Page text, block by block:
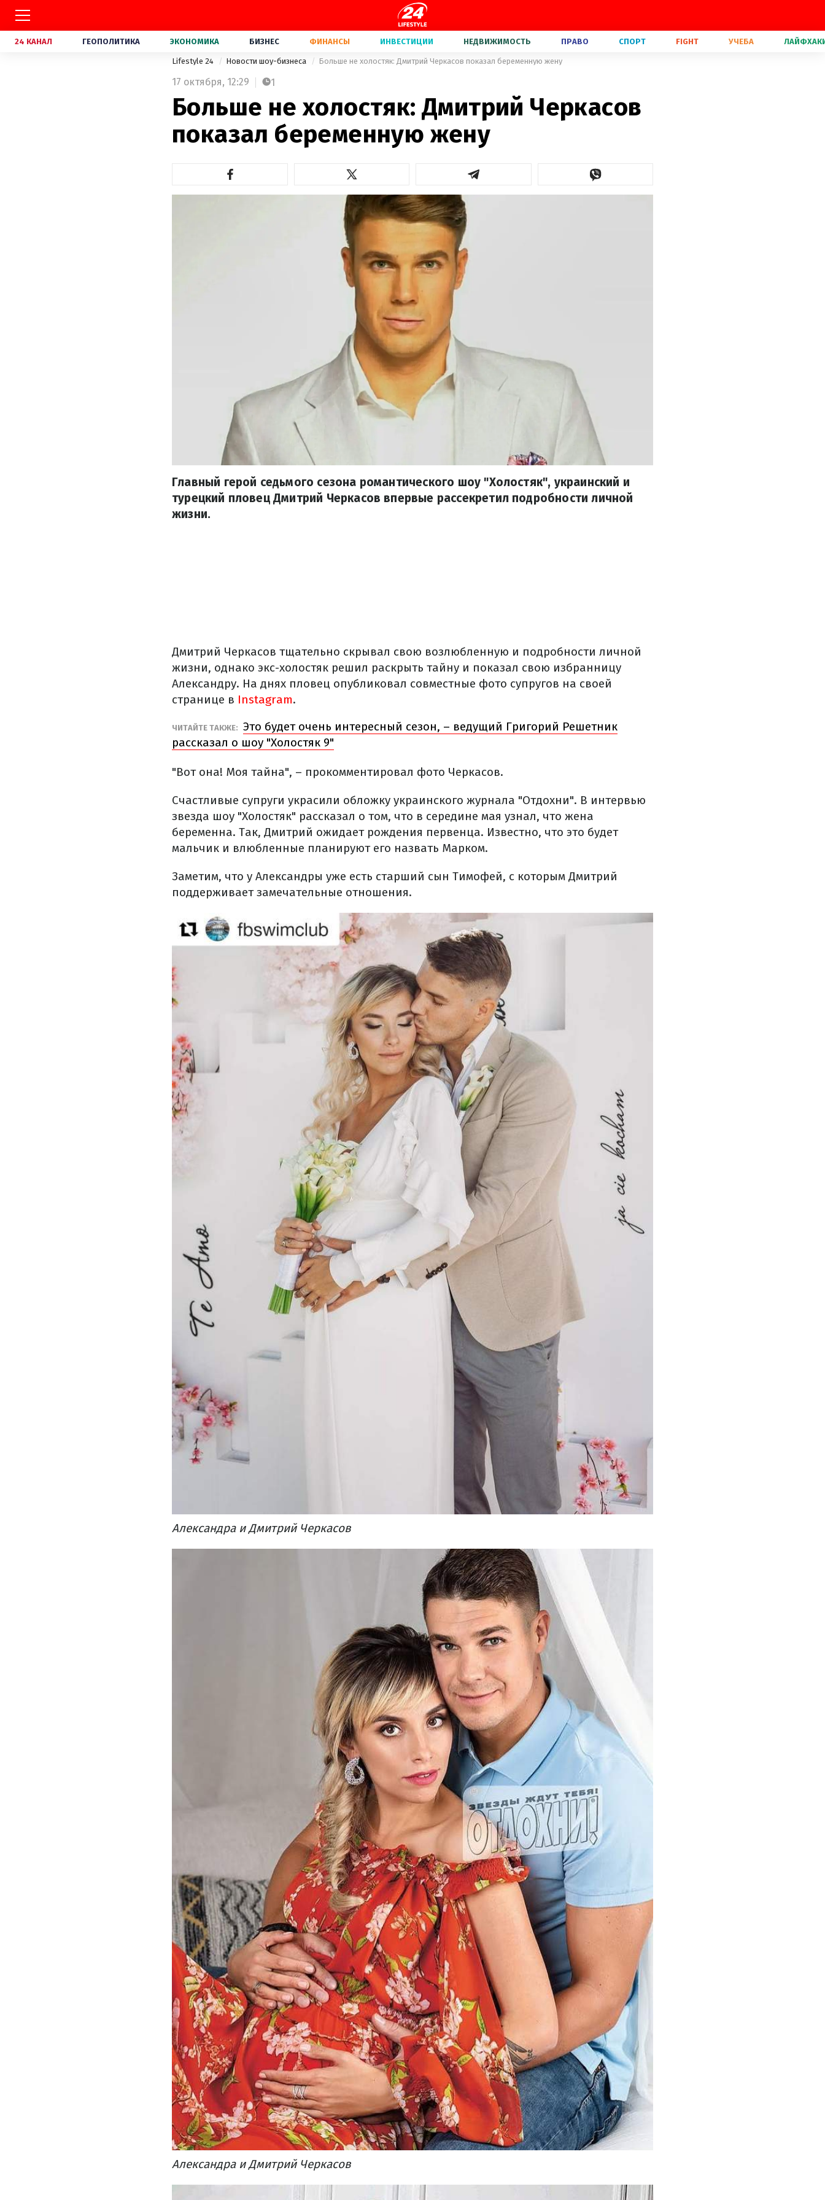
24 КАНАЛ ГЕОПОЛИТИКА ЭКОНОМИКА БИЗНЕС ФИНАНСЫ ИНВЕСТИЦИИ НЕДВИЖИМОСТЬ ПРАВО СПОРТ FIGHT УЧЕБА
Lifestyle 24 Новости шоу-бизнеса Больше не холостяк: Дмитрий Черкасов показал беременную жену
17 октября, 12:29 1
Больше не холостяк: Дмитрий Черкасов
показал беременную жену
Главный герой седьмого сезона романтического шоу "Холостяк", украинский и
турецкий пловец Дмитрий Черкасов впервые рассекретил подробности личной
жизни.
Дмитрий Черкасов тщательно скрывал свою возлюбленную и подробности личной
жизни, однако экс-холостяк решил раскрыть тайну и показал свою избранницу
Александру. На днях пловец опубликовал совместные фото супругов на своей
странице в Instagram.
ЧИТАЙТЕ ТАКЖЕ: Это будет очень интересный сезон, – ведущий Григорий Решетник
рассказал о шоу "Холостяк 9"
"Вот она! Моя тайна", – прокомментировал фото Черкасов.
Счастливые супруги украсили обложку украинского журнала "Отдохни". В интервью
звезда шоу "Холостяк" рассказал о том, что в середине мая узнал, что жена
беременна. Так, Дмитрий ожидает рождения первенца. Известно, что это будет
мальчик и влюбленные планируют его назвать Марком.
Заметим, что у Александры уже есть старший сын Тимофей, с которым Дмитрий
поддерживает замечательные отношения.
Александра и Дмитрий Черкасов
Александра и Дмитрий Черкасов